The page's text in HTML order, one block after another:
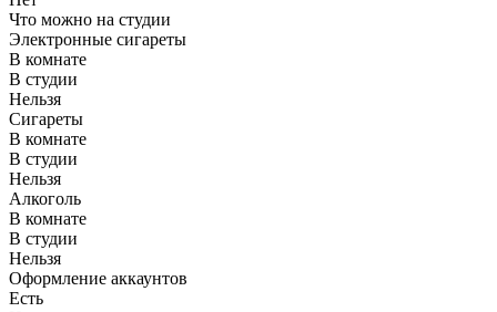
Что можно на студии
Электронные сигареты
В комнате
В студии
Нельзя
Сигареты
В комнате
В студии
Нельзя
Алкоголь
В комнате
В студии
Нельзя
Оформление аккаунтов
Есть